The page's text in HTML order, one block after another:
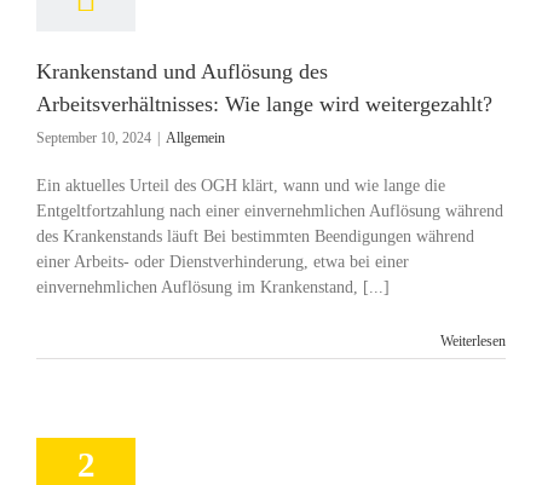
Krankenstand und Auflösung des
Arbeitsverhältnisses: Wie lange wird weitergezahlt?
September 10, 2024 Allgemein
Ein aktuelles Urteil des OGH klärt, wann und wie lange die
Entgeltfortzahlung nach einer einvernehmlichen Auflösung während
des Krankenstands läuft Bei bestimmten Beendigungen während
einer Arbeits- oder Dienstverhinderung, etwa bei einer
einvernehmlichen Auflösung im Krankenstand, [...]
Weiterlesen
2